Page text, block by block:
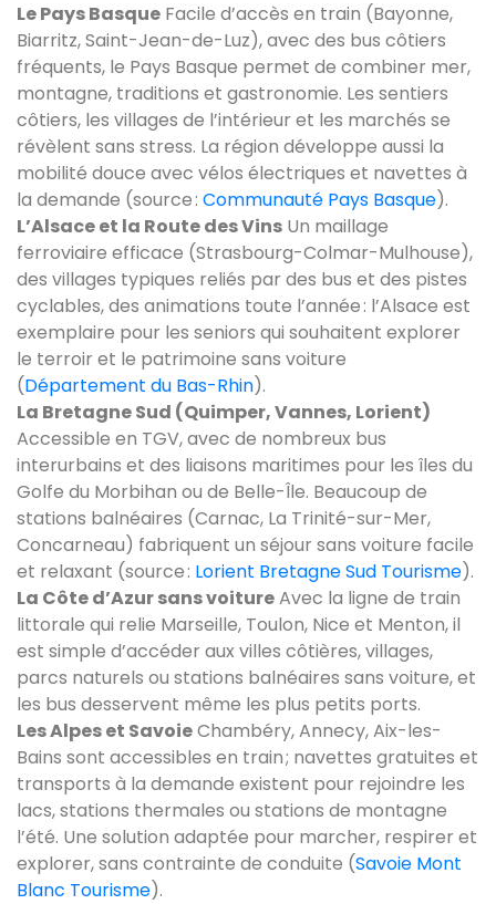
Le Pays Basque Facile d’accès en train (Bayonne,
Biarritz, Saint-Jean-de-Luz), avec des bus côtiers
fréquents, le Pays Basque permet de combiner mer,
montagne, traditions et gastronomie. Les sentiers
côtiers, les villages de l’intérieur et les marchés se
révèlent sans stress. La région développe aussi la
mobilité douce avec vélos électriques et navettes à
la demande (source : Communauté Pays Basque).
L’Alsace et la Route des Vins Un maillage
ferroviaire efficace (Strasbourg-Colmar-Mulhouse),
des villages typiques reliés par des bus et des pistes
cyclables, des animations toute l’année : l’Alsace est
exemplaire pour les seniors qui souhaitent explorer
le terroir et le patrimoine sans voiture
(Département du Bas-Rhin).
La Bretagne Sud (Quimper, Vannes, Lorient)
Accessible en TGV, avec de nombreux bus
interurbains et des liaisons maritimes pour les îles du
Golfe du Morbihan ou de Belle-Île. Beaucoup de
stations balnéaires (Carnac, La Trinité-sur-Mer,
Concarneau) fabriquent un séjour sans voiture facile
et relaxant (source : Lorient Bretagne Sud Tourisme).
La Côte d’Azur sans voitureAvec la ligne de train
littorale qui relie Marseille, Toulon, Nice et Menton, il
est simple d’accéder aux villes côtières, villages,
parcs naturels ou stations balnéaires sans voiture, et
les bus desservent même les plus petits ports.
Les Alpes et SavoieChambéry, Annecy, Aix-les-
Bains sont accessibles en train ; navettes gratuites et
transports à la demande existent pour rejoindre les
lacs, stations thermales ou stations de montagne
l’été. Une solution adaptée pour marcher, respirer et
explorer, sans contrainte de conduite (Savoie Mont
Blanc Tourisme).